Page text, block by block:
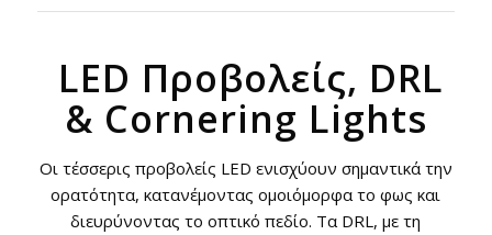
LED Προβολείς, DRL
& Cornering Lights
Οι τέσσερις προβολείς LED ενισχύουν σημαντικά την
ορατότητα, κατανέμοντας ομοιόμορφα το φως και
διευρύνοντας το οπτικό πεδίο. Τα DRL, με τη